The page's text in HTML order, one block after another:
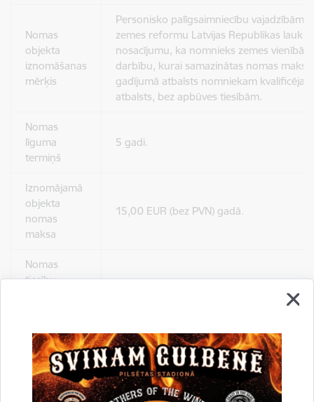
Nomas
objekta
iznomāšanas
mērķis
Personisko palīgsaimniecību vajadzībām
zemes reformu Latvijas Republikas lauku
nosacījumu, ka nomnieks zemes vienībā
darbību, kurai samazinātas nomas
gadījumā atbalsts nomniekam
atbalsts, bez apbūves tiesībām.
Nomas
līguma
termiņš
5 gadi.
Iznomājamā
objekta
nomas
maksa
15,00 EUR (bez PVN) gadā.
Nomas
tiesību
Iznomājamā
objekta
apskates
Nomas objekta teritorija ir brīvi pieejama
Kontaktpersona par objekta teritorijas
Galgauskas, Jaungulbenes un Līgo